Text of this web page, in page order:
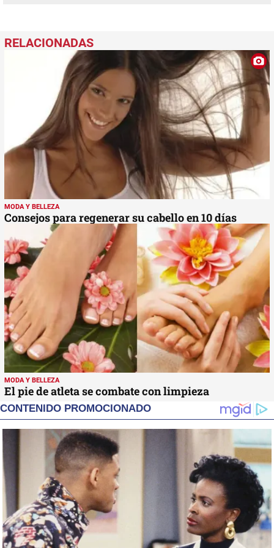
MODA Y BELLEZA
Consejos para regenerar su cabello en 10 días
MODA Y BELLEZA
El pie de atleta se combate con limpieza
CONTENIDO PROMOCIONADO